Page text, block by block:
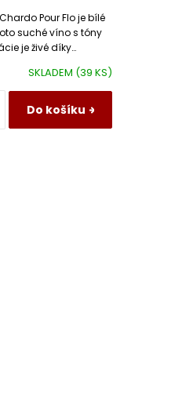
SKLADEM (39 KS)
Do košíku
Pour Flo je bílé
suché víno s tóny
je živé díky
dlouhou perzistencí.